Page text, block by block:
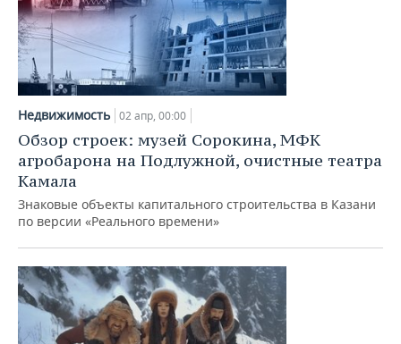
Недвижимость 02 апр, 00:00
Обзор строек: музей Сорокина, МФК
агробарона на Подлужной, очистные театра
Камала
Знаковые объекты капитального строительства в Казани
по версии «Реального времени»